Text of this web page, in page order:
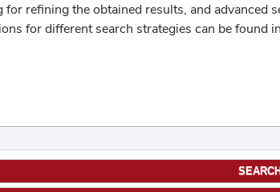
refining the obtained results, and advanced
for different search strategies can be found